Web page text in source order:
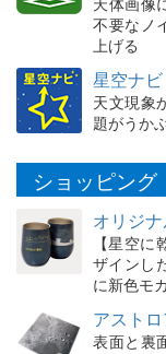
不要なノ
上げる
星空ナビ
天文現象
題がうか
ショッピング
オリジ
【星空
ザインし
に新色モ
アスト
表面と裏